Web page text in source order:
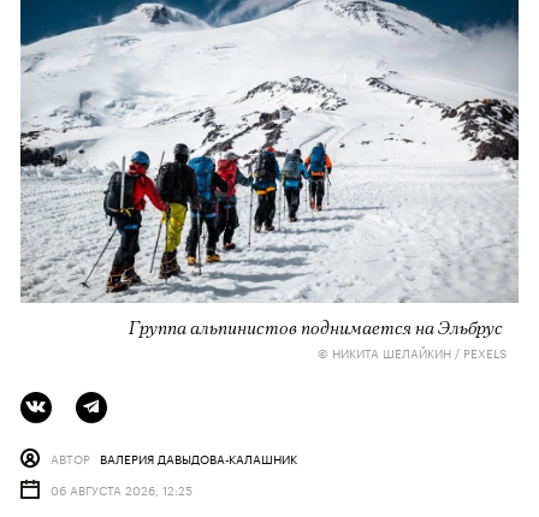
Группа альпинистов поднимается на Эльбрус
© НИКИТА ШЕЛАЙКИН / PEXELS
АВТОР ВАЛЕРИЯ ДАВЫДОВА-КАЛАШНИК
06 АВГУСТА 2026, 12:25